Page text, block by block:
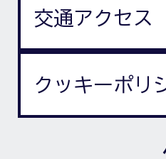
交通アクセス
クッキーポリ